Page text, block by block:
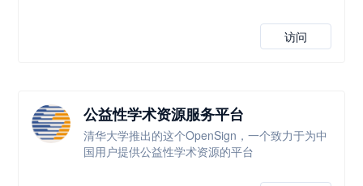
访问
公益性学术资源服务平台
清华大学推出的这个OpenSign，一个致力于为中
国用户提供公益性学术资源的平台